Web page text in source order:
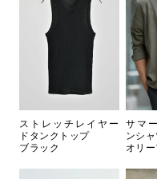
ストレッチレイヤー
ドタンクトップ
ブラック
サマ
ンシャ
オリ